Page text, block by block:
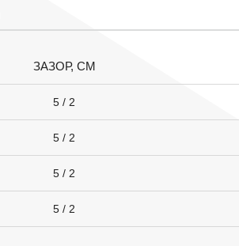
ЗАЗОР, СМ
5 / 2
5 / 2
5 / 2
5 / 2